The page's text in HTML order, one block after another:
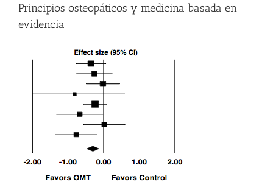
Principios osteopáticos y medicina basada en
evidencia